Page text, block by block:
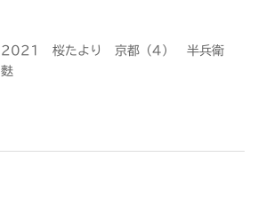
2021 桜たより 京都（4） 半兵衛
麩